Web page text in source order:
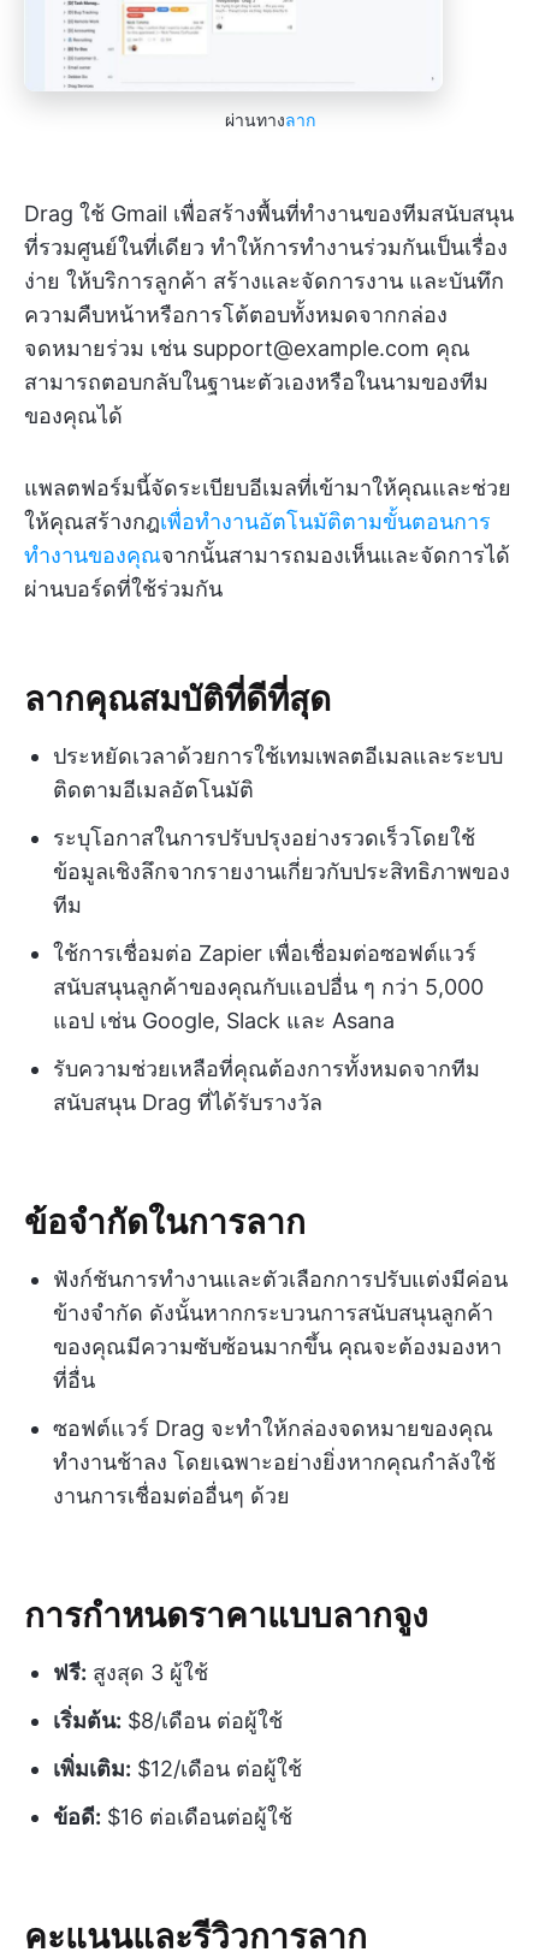
ผ่านทางลาก
Drag ใช้ Gmail เพื่อสร้างพื้นที่ทำงานของทีมสนับสนุน
ที่รวมศูนย์ในที่เดียว ทำให้การทำงานร่วมกันเป็นเรื่อง
ง่าย ให้บริการลูกค้า สร้างและจัดการงาน และบันทึก
ความคืบหน้าหรือการโต้ตอบทั้งหมดจากกล่อง
จดหมายร่วม เช่น support@example.com คุณ
สามารถตอบกลับในฐานะตัวเองหรือในนามของทีม
ของคุณได้
แพลตฟอร์มนี้จัดระเบียบอีเมลที่เข้ามาให้คุณและช่วย
ให้คุณสร้างกฎเพื่อทำงานอัตโนมัติตามขั้นตอนการ
ทำงานของคุณจากนั้นสามารถมองเห็นและจัดการได้
ผ่านบอร์ดที่ใช้ร่วมกัน
ลากคุณสมบัติที่ดีที่สุด
ประหยัดเวลาด้วยการใช้เทมเพลตอีเมลและระบบ
ติดตามอีเมลอัตโนมัติ
ระบุโอกาสในการปรับปรุงอย่างรวดเร็วโดยใช้
ข้อมูลเชิงลึกจากรายงานเกี่ยวกับประสิทธิภาพของ
ทีม
ใช้การเชื่อมต่อ Zapier เพื่อเชื่อมต่อซอฟต์แวร์
สนับสนุนลูกค้าของคุณกับแอปอื่น ๆ กว่า 5,000
แอป เช่น Google, Slack และ Asana
รับความช่วยเหลือที่คุณต้องการทั้งหมดจากทีม
สนับสนุน Drag ที่ได้รับรางวัล
ข้อจำกัดในการลาก
ฟังก์ชันการทำงานและตัวเลือกการปรับแต่งมีค่อน
ข้างจำกัด ดังนั้นหากกระบวนการสนับสนุนลูกค้า
ของคุณมีความซับซ้อนมากขึ้น คุณจะต้องมองหา
ที่อื่น
ซอฟต์แวร์ Drag จะทำให้กล่องจดหมายของคุณ
ทำงานช้าลง โดยเฉพาะอย่างยิ่งหากคุณกำลังใช้
งานการเชื่อมต่ออื่นๆ ด้วย
การกำหนดราคาแบบลากจูง
ฟรี: สูงสุด 3 ผู้ใช้
เริ่มต้น: $8/เดือน ต่อผู้ใช้
เพิ่มเติม: $12/เดือน ต่อผู้ใช้
ข้อดี: $16 ต่อเดือนต่อผู้ใช้
คะแนนและรีวิวการลาก